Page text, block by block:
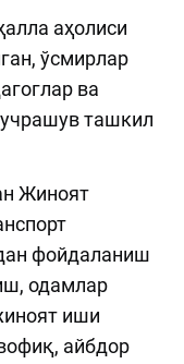
аҳолиси
ўсмирлар
ва
ташкил
Жиноят
фойдаланиш
одамлар
иши
айбдор